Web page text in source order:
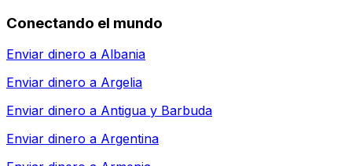
Conectando el mundo
Enviar dinero a Albania
Enviar dinero a Argelia
Enviar dinero a Antigua y Barbuda
Enviar dinero a Argentina